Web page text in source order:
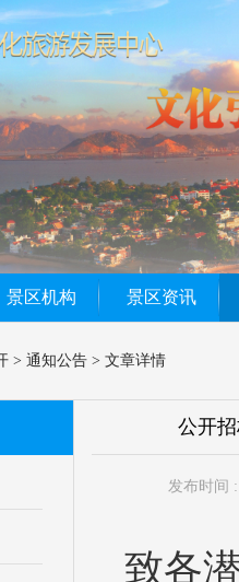
景区机构 景区资讯
> 通知公告 > 文章详情
公开
发布时间 :
致各